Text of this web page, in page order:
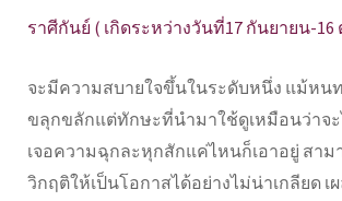
ราศีกันย์ ( เกิดระหว่างวันที่17 กันยายน-16
จะมีความสบายใจขึ้นในระดับหนึ่ง แม้หนท
ขลุกขลักแต่ทักษะที่นำมาใช้ดูเหมือนว่าจะ
เจอความฉุกละหุกสักแค่ไหนก็เอาอยู่ สา
วิกฤติให้เป็นโอกาสได้อย่างไม่น่าเกลียด เ